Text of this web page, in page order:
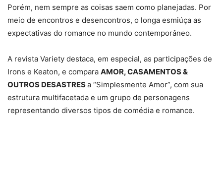
Porém, nem sempre as coisas saem como planejadas. Por
meio de encontros e desencontros, o longa esmiúça as
expectativas do romance no mundo contemporâneo.
A revista Variety destaca, em especial, as participações de
Irons e Keaton, e compara AMOR, CASAMENTOS &
OUTROS DESASTRESa “Simplesmente Amor”, com sua
estrutura multifacetada e um grupo de personagens
representando diversos tipos de comédia e romance.